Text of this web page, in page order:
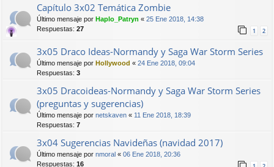
Capítulo 3x02 Temática Zombie
Último mensaje por Haplo_Patryn « 25 Ene 2018, 14:38
Respuestas: 27 1 2
3x05 Draco Ideas-Normandy y Saga War Storm Series
Último mensaje por Hollywood « 24 Ene 2018, 09:04
Respuestas: 3
3x05 Dracoideas-Normandy y Saga War Storm Series
(preguntas y sugerencias)
Último mensaje por netskaven « 11 Ene 2018, 18:39
Respuestas: 7
3x04 Sugerencias Navideñas (navidad 2017)
Último mensaje por nmoral « 06 Ene 2018, 20:36
Respuestas: 16